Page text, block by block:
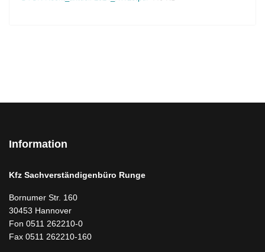
Information
Kfz Sachverständigenbüro Runge
Bornumer Str. 160
30453 Hannover
Fon 0511 262210-0
Fax 0511 262210-160